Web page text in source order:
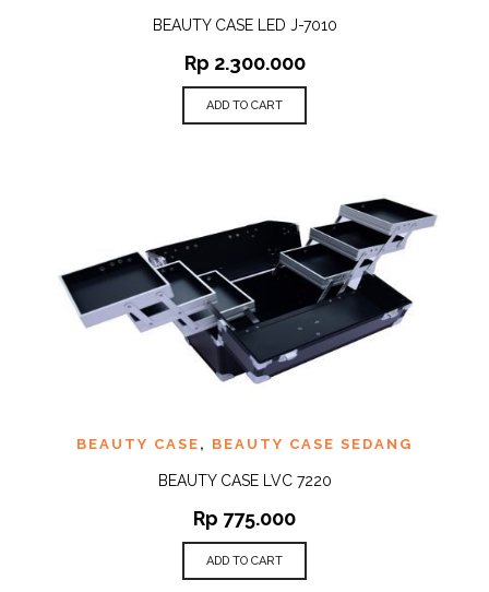
BEAUTY CASE LED J-7010
Rp 2.300.000
ADD TO CART
BEAUTY CASE , BEAUTY CASE SEDANG
BEAUTY CASE LVC 7220
Rp 775.000
ADD TO CART